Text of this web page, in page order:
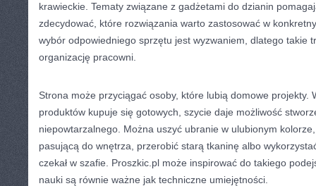
krawieckie. Tematy związane z gadżetami do dzianin
zdecydować, które rozwiązania warto zastosować w
wybór odpowiedniego sprzętu jest wyzwaniem, dlatego takie
organizację pracowni.
Strona może przyciągać osoby, które lubią domowe projekty.
produktów kupuje się gotowych, szycie daje możliwość
niepowtarzalnego. Można uszyć ubranie w ulubionym
pasującą do wnętrza, przerobić starą tkaninę albo
czekał w szafie. Proszkic.pl może inspirować do takiego
nauki są równie ważne jak techniczne umiejętności.